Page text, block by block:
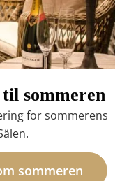
sommeren
for sommerens
sommeren